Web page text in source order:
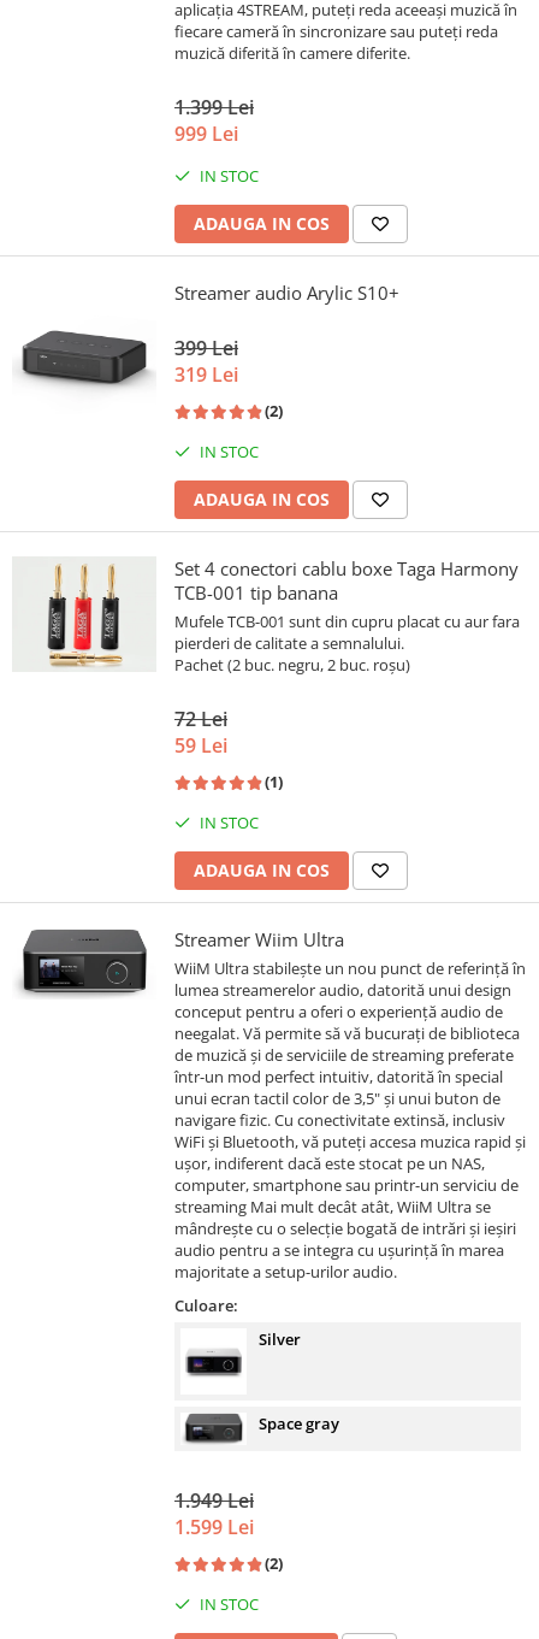
aplicația 4STREAM, puteți reda aceeași muzică în
fiecare cameră în sincronizare sau puteți reda
muzică diferită în camere diferite.
1.399 Lei
999 Lei
IN STOC
ADAUGA IN COS
Streamer audio Arylic S10+
399 Lei
319 Lei
(2)
IN STOC
ADAUGA IN COS
Set 4 conectori cablu boxe Taga Harmony
TCB-001 tip banana
Mufele TCB-001 sunt din cupru placat cu aur fara
pierderi de calitate a semnalului.
Pachet (2 buc. negru, 2 buc. roșu)
72 Lei
59 Lei
(1)
IN STOC
ADAUGA IN COS
Streamer Wiim Ultra
WiiM Ultra stabilește un nou punct de referință în
lumea streamerelor audio, datorită unui design
conceput pentru a oferi o experiență audio de
neegalat. Vă permite să vă bucurați de biblioteca
de muzică și de serviciile de streaming preferate
într-un mod perfect intuitiv, datorită în special
unui ecran tactil color de 3,5" și unui buton de
navigare fizic. Cu conectivitate extinsă, inclusiv
WiFi și Bluetooth, vă puteți accesa muzica rapid și
ușor, indiferent dacă este stocat pe un NAS,
computer, smartphone sau printr-un serviciu de
streaming Mai mult decât atât, WiiM Ultra se
mândrește cu o selecție bogată de intrări și ieșiri
audio pentru a se integra cu ușurință în marea
majoritate a setup-urilor audio.
Culoare:
Silver
Space gray
1.949 Lei
1.599 Lei
(2)
IN STOC